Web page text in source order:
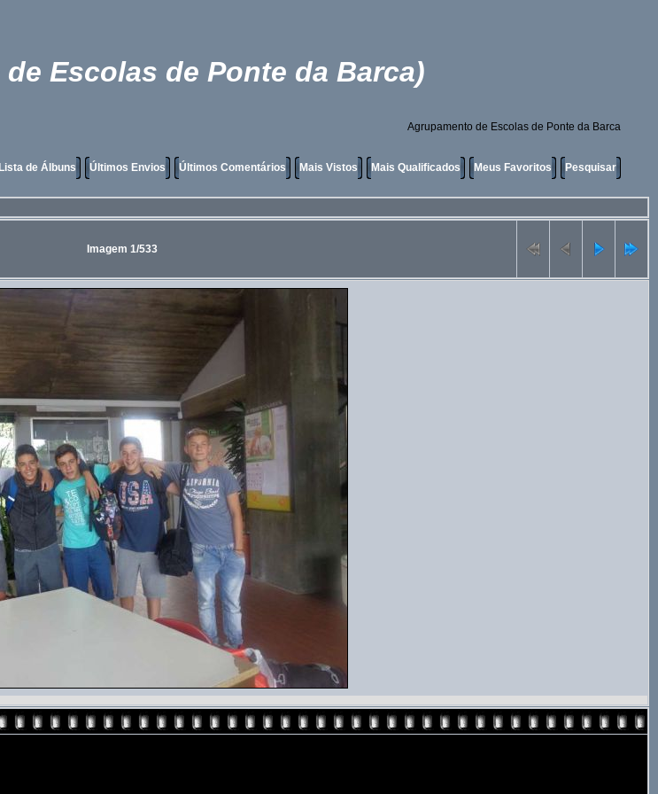
Escolas de Ponte da Barca)
Agrupamento de Escolas de Ponte da Barca
Lista de Álbuns Últimos Envios Últimos Comentários Mais Vistos Mais Qualificados Meus Favoritos Pesquisar
Imagem 1/533